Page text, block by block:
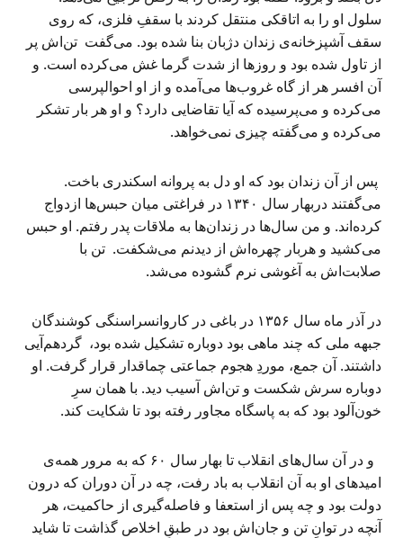
سلول او را به اتاقکی منتقل کردند با سقفِ فلزی، که روی
سقف آشپزخانه‌ی زندان دژبان بنا شده بود. می‌گفت تن‌اش پر
از تاول شده بود و روزها از شدت گرما غش می‌کرده است. و
آن افسر هر از گاه غروب‌ها می‌آمده و از او احوالپرسی
می‌کرده و می‌پرسیده که آیا تقاضایی دارد؟ و او هر بار تشکر
می‌کرده و می‌‌‌گفته چیزی نمی‌خواهد.
پس از آن زندان بود که او دل به پروانه اسکندری باخت.
می‌گفتند دربهار سال ۱۳۴۰ در فراغتی میان حبس‌ها ازدواج
کرده‌‌‌اند. و من سال‌ها در زندان‌ها به ملاقات پدر رفتم. او حبس
می‌کشید و هربار چهره‌اش از دیدنم می‌شکفت. تن با
صلابت‌اش به آغوشی نرم گشوده می‌شد.
در آذر ماه سال ۱۳۵۶ در باغی در کاروانسراسنگی کوشندگان
جبهه ملی که چند ماهی بود دوباره تشکیل شده بود، گردهم‌آیی
داشتند. آن جمع، موردِ هجوم جماعتی چماقدار قرار گرفت. او
دوباره سرش شکست و تن‌اش آسیب دید. با همان سرِ
خون‌آلود بود که به پاسگاه مجاور رفته بود تا شکایت کند.
و در آن سال‌های انقلاب تا بهار سال ۶۰ که به مرور همه‌ی
امیدهای او به آن انقلاب به باد رفت، چه در آن دوران که درون
دولت بود و چه پس از استعفا و فاصله‌گیری از حاکمیت، هر
آنچه در توانِ تن و جان‌اش بود در طبقِ اخلاص گذاشت تا شاید